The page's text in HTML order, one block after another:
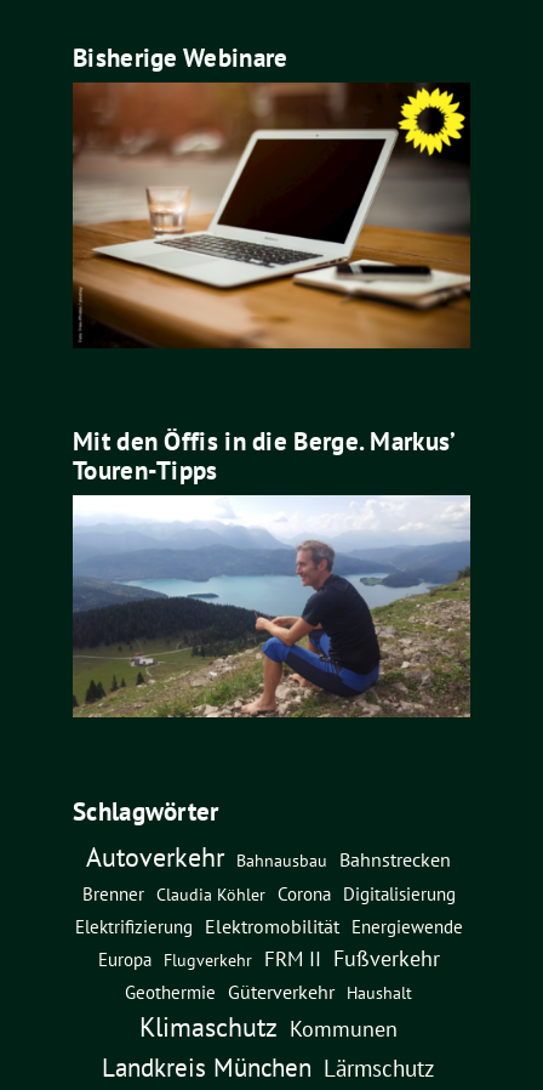
Bisherige Webinare
Mit den Öffis in die Berge. Markus’
Touren-Tipps
Schlagwörter
Autoverkehr Bahnausbau
Bahnstrecken
Brenner Claudia Köhler Corona
Digitalisierung
Elektrifizierung
Elektromobilität Energiewende
Europa Flugverkehr FRM II Fußverkehr
Geothermie Güterverkehr Haushalt
Klimaschutz Kommunen
Landkreis München Lärmschutz